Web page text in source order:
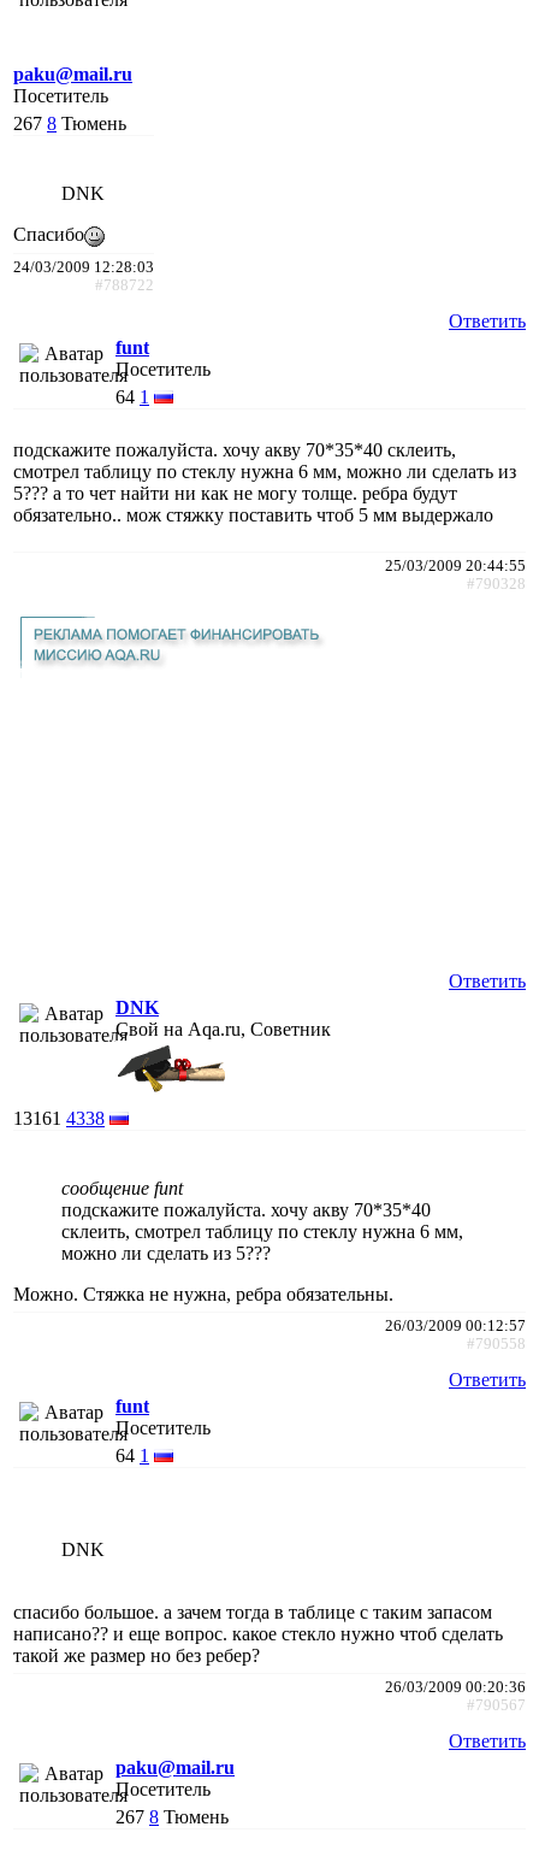
paku@mail.ru
Посетитель
267 8 Тюмень
DNK
Спасибо
24/03/2009 12:28:03
#788722
Ответить
funt
Посетитель
64 1
подскажите пожалуйста. хочу акву 70*35*40 склеить,
смотрел таблицу по стеклу нужна 6 мм, можно ли сделать из
5??? а то чет найти ни как не могу толще. ребра будут
обязательно.. мож стяжку поставить чтоб 5 мм выдержало
25/03/2009 20:44:55
#790328
Ответить
DNK
Свой на Aqa.ru, Советник
13161 4338
сообщение funt
подскажите пожалуйста. хочу акву 70*35*40
склеить, смотрел таблицу по стеклу нужна 6 мм,
можно ли сделать из 5???
Можно. Стяжка не нужна, ребра обязательны.
26/03/2009 00:12:57
#790558
Ответить
funt
Посетитель
64 1
DNK
спасибо большое. а зачем тогда в таблице с таким запасом
написано?? и еще вопрос. какое стекло нужно чтоб сделать
такой же размер но без ребер?
26/03/2009 00:20:36
#790567
Ответить
paku@mail.ru
Посетитель
267 8 Тюмень